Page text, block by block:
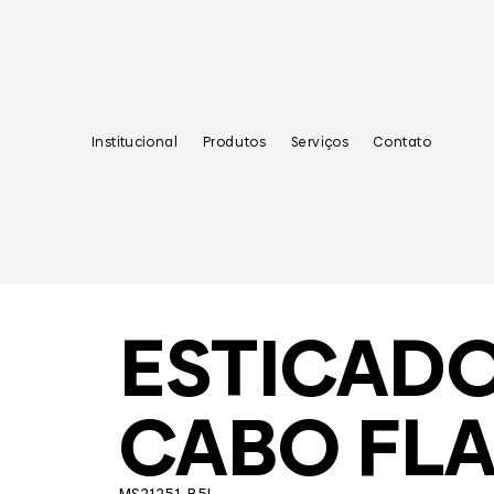
Institucional Produtos Serviços Contato
CABO